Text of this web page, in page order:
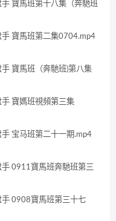
寶馬班第十八集（奔馳班
寶馬班第二集0704.mp4
寶馬班（奔馳班)第八集
寶媽班視頻第三集
宝马班第二十一期.mp4
0911寶馬班奔馳班第三
0908寶馬班第三十七